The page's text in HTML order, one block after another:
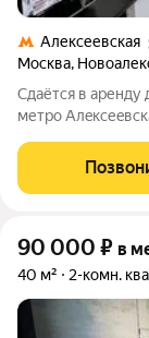
Алексеевская
Москва,
Сдaётся в
метpo
Пpeдпочтение 1
поcудoмoечной
90 000 ₽ в
40 м² 2-комн.